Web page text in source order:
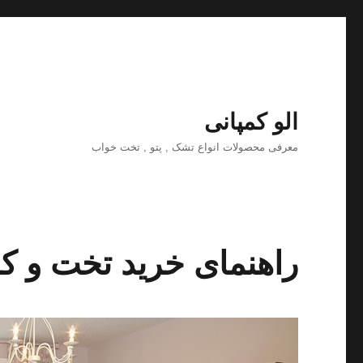
الو کمپانی
معرفی محصولات انواع تشک , پتو , تخت خواب
راهنمای خرید تخت و